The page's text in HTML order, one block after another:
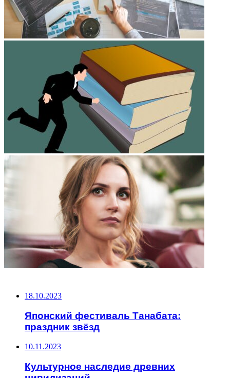
18.10.2023
Японский фестиваль Танабата:
праздник звёзд
10.11.2023
Культурное наследие древних